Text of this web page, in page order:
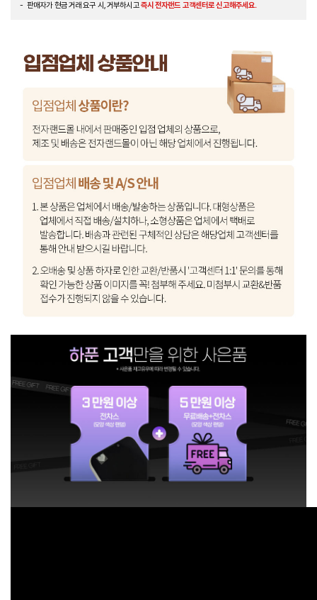
판매자가 현금 거래 요구 시, 거부하시고즉시 전자랜드 고객센터로 신고해주세요.